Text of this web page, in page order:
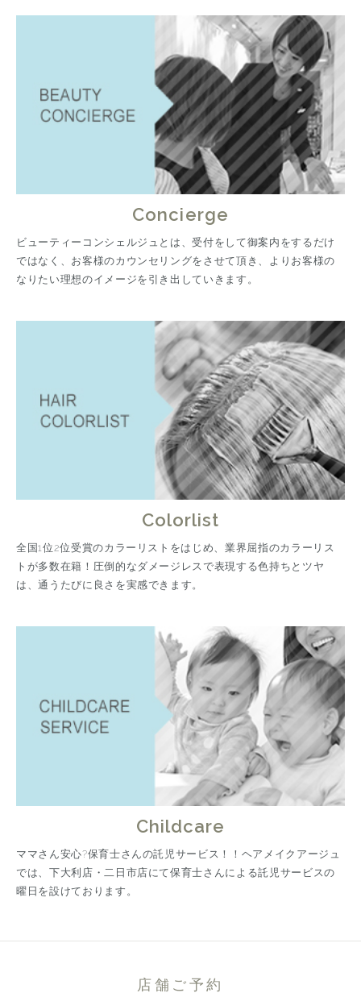
Concierge
ビューティーコンシェルジュとは、受付をして御案内をするだけ
ではなく、お客様のカウンセリングをさせて頂き、よりお客様の
なりたい理想のイメージを引き出していきます。
Colorlist
全国1位2位受賞のカラーリストをはじめ、業界屈指のカラーリス
トが多数在籍！圧倒的なダメージレスで表現する色持ちとツヤ
は、通うたびに良さを実感できます。
Childcare
ママさん安心?保育士さんの託児サービス！！ヘアメイクアージュ
では、下大利店・二日市店にて保育士さんによる託児サービスの
曜日を設けております。
店舗ご予約